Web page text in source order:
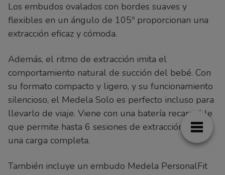
Los embudos ovalados con bordes suaves y
flexibles en un ángulo de 105º proporcionan una
extracción eficaz y cómoda.
Además, el ritmo de extracción imita el
comportamiento natural de succión del bebé. Con
su formato compacto y ligero, y su funcionamiento
silencioso, el Medela Solo es perfecto incluso para
llevarlo de viaje. Viene con una batería recargable
que permite hasta 6 sesiones de extracción con
una carga completa.
También incluye un embudo Medela PersonalFit